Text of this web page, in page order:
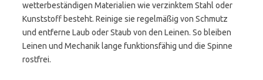
wetterbeständigen Materialien wie verzinktem Stahl oder
Kunststoff besteht. Reinige sie regelmäßig von Schmutz
und entferne Laub oder Staub von den Leinen. So bleiben
Leinen und Mechanik lange funktionsfähig und die Spinne
rostfrei.